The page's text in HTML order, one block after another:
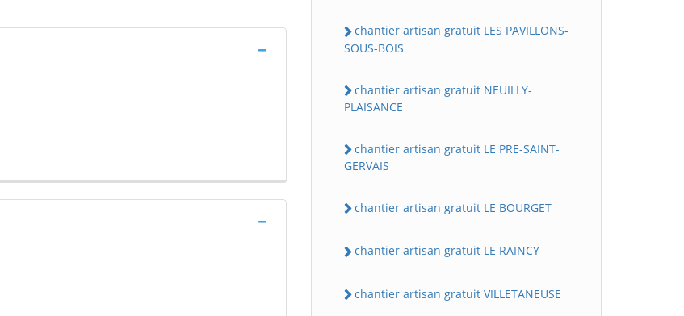
chantier artisan gratuit LES PAVILLONS-
SOUS-BOIS
chantier artisan gratuit NEUILLY-
PLAISANCE
chantier artisan gratuit LE PRE-SAINT-
GERVAIS
chantier artisan gratuit LE BOURGET
chantier artisan gratuit LE RAINCY
chantier artisan gratuit VILLETANEUSE